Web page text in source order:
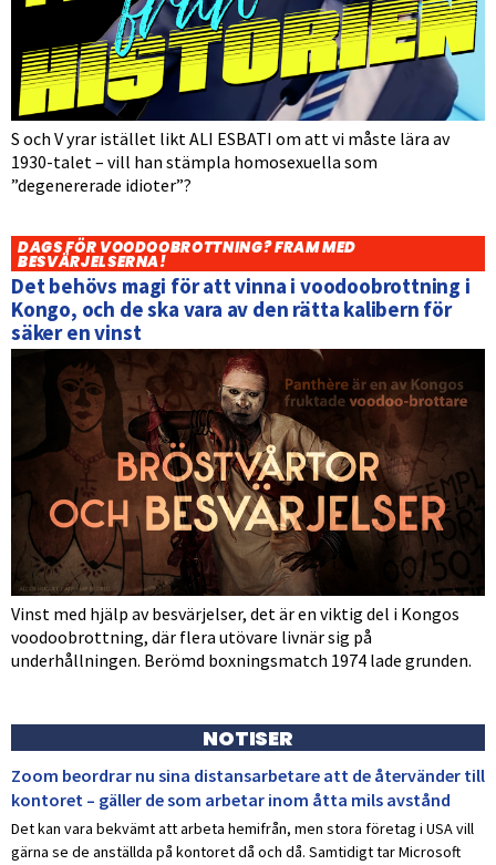
S och V yrar istället likt ALI ESBATI om att vi måste lära av
1930-talet – vill han stämpla homosexuella som
”degenererade idioter”?
DAGS FÖR VOODOOBROTTNING? FRAM MED
BESVÄRJELSERNA!
Det behövs magi för att vinna i voodoobrottning i
Kongo, och de ska vara av den rätta kalibern för
säker en vinst
Vinst med hjälp av besvärjelser, det är en viktig del i Kongos
voodoobrottning, där flera utövare livnär sig på
underhållningen. Berömd boxningsmatch 1974 lade grunden.
NOTISER
Zoom beordrar nu sina distansarbetare att de återvänder till
kontoret – gäller de som arbetar inom åtta mils avstånd
Det kan vara bekvämt att arbeta hemifrån, men stora företag i USA vill
gärna se de anställda på kontoret då och då. Samtidigt tar Microsoft